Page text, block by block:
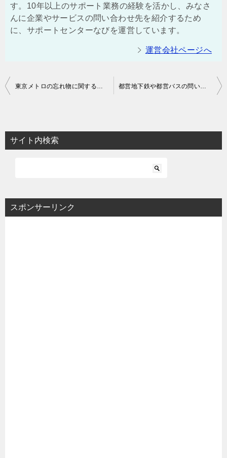
す。10年以上のサポート業務の経験を活かし、みなさ
んに企業やサービスの問い合わせ先を紹介するため
に、サポートセンターなびを運営しています。
運営会社ページへ
投
ビ
ゲ
ョ
ン
東京メトロの忘れ物に関する問い合わせ先は？お客様センターの電話番号も 都営地下鉄や都営バスの問い合わせ先 | 忘れ物や落とし物に関する電話番号も
サイト内検索
スポンサーリンク